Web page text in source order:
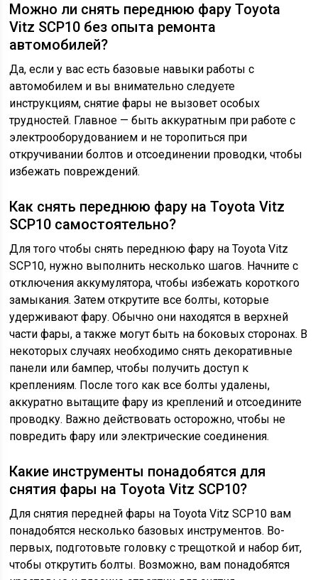
Можно ли снять переднюю фару Toyota
Vitz SCP10 без опыта ремонта
автомобилей?
Да, если у вас есть базовые навыки работы с
автомобилем и вы внимательно следуете
инструкциям, снятие фары не вызовет особых
трудностей. Главное — быть аккуратным при работе с
электрооборудованием и не торопиться при
откручивании болтов и отсоединении проводки, чтобы
избежать повреждений.
Как снять переднюю фару на Toyota Vitz
SCP10 самостоятельно?
Для того чтобы снять переднюю фару на Toyota Vitz
SCP10, нужно выполнить несколько шагов. Начните с
отключения аккумулятора, чтобы избежать короткого
замыкания. Затем открутите все болты, которые
удерживают фару. Обычно они находятся в верхней
части фары, а также могут быть на боковых сторонах. В
некоторых случаях необходимо снять декоративные
панели или бампер, чтобы получить доступ к
креплениям. После того как все болты удалены,
аккуратно вытащите фару из креплений и отсоедините
проводку. Важно действовать осторожно, чтобы не
повредить фару или электрические соединения.
Какие инструменты понадобятся для
снятия фары на Toyota Vitz SCP10?
Для снятия передней фары на Toyota Vitz SCP10 вам
понадобятся несколько базовых инструментов. Во-
первых, подготовьте головку с трещоткой и набор бит,
чтобы открутить болты. Возможно, вам понадобятся